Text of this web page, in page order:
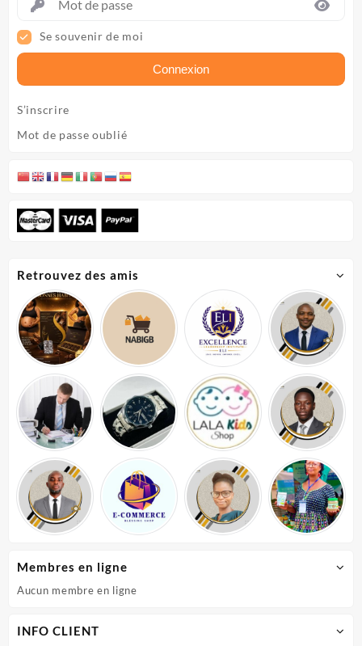
Se souvenir de moi
Connexion
S’inscrire
Mot de passe oublié
Retrouvez des amis
Membres en ligne
Aucun membre en ligne
INFO CLIENT